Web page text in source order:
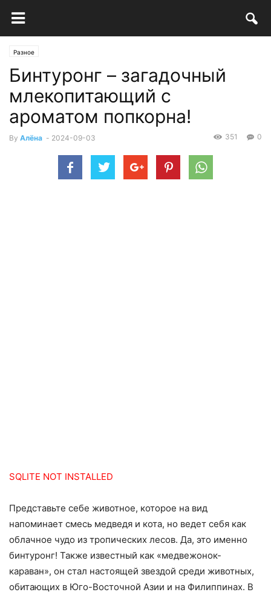
Разное
Бинтуронг – загадочный
млекопитающий с
ароматом попкорна!
By Алёна - 2024-09-03 0
351
SQLITE NOT INSTALLED
Представьте себе животное, которое на вид
напоминает смесь медведя и кота, но ведет себя как
облачное чудо из тропических лесов. Да, это именно
бинтуронг! Также известный как «медвежонок-
караван», он стал настоящей звездой среди животных,
обитающих в Юго-Восточной Азии и на Филиппинах. В